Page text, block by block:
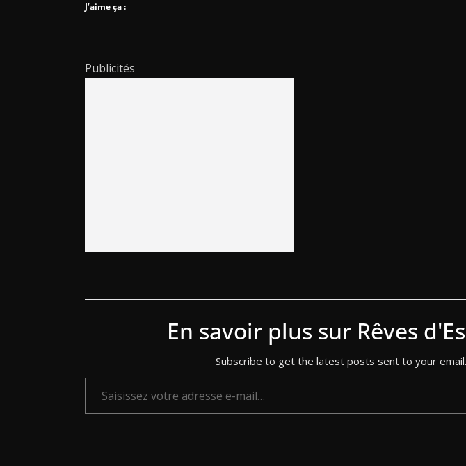
J’aime ça :
Publicités
En savoir plus sur Rêves
Subscribe to get the latest posts sent to your email.
Saisissez votre adresse e-mail…